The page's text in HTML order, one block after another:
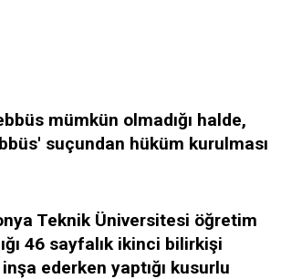
mümkün olmadığı halde,
suçundan hüküm kurulması
Teknik Üniversitesi öğretim
46 sayfalık ikinci bilirkişi
inşa ederken yaptığı kusurlu